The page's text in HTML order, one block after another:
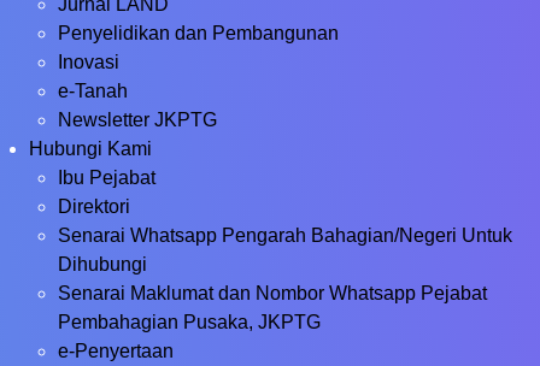
Jurnal LAND
Penyelidikan dan Pembangunan
Inovasi
e-Tanah
Newsletter JKPTG
Hubungi Kami
Ibu Pejabat
Direktori
Senarai Whatsapp Pengarah Bahagian/Negeri Untuk
Dihubungi
Senarai Maklumat dan Nombor Whatsapp Pejabat
Pembahagian Pusaka, JKPTG
e-Penyertaan